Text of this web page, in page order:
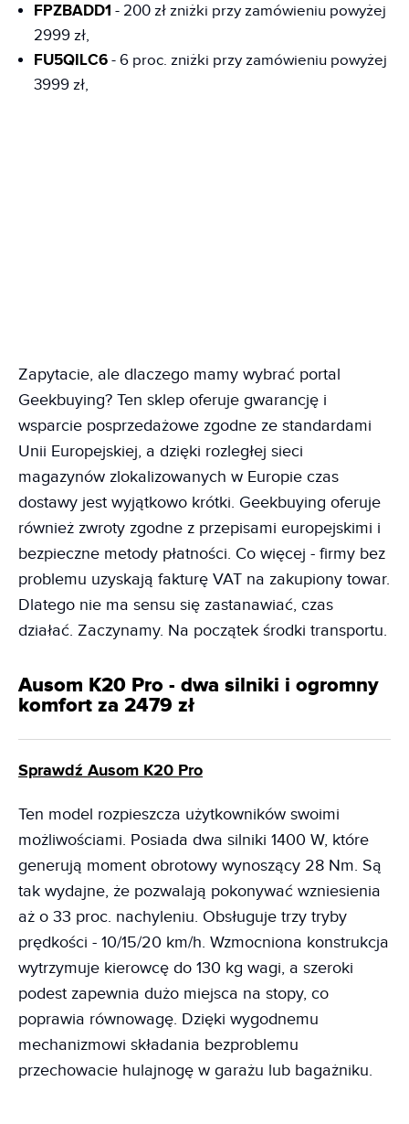
FPZBADD1 - 200 zł zniżki przy zamówieniu powyżej
2999 zł,
FU5QILC6 - 6 proc. zniżki przy zamówieniu powyżej
3999 zł,
Zapytacie, ale dlaczego mamy wybrać portal
Geekbuying? Ten sklep oferuje gwarancję i
wsparcie posprzedażowe zgodne ze standardami
Unii Europejskiej, a dzięki rozległej sieci
magazynów zlokalizowanych w Europie czas
dostawy jest wyjątkowo krótki. Geekbuying oferuje
również zwroty zgodne z przepisami europejskimi i
bezpieczne metody płatności. Co więcej - firmy bez
problemu uzyskają fakturę VAT na zakupiony towar.
Dlatego nie ma sensu się zastanawiać, czas
działać. Zaczynamy. Na początek środki transportu.
Ausom K20 Pro - dwa silniki i ogromny
komfort za 2479 zł
Sprawdź Ausom K20 Pro
Ten model rozpieszcza użytkowników swoimi
możliwościami. Posiada dwa silniki 1400 W, które
generują moment obrotowy wynoszący 28 Nm. Są
tak wydajne, że pozwalają pokonywać wzniesienia
aż o 33 proc. nachyleniu. Obsługuje trzy tryby
prędkości - 10/15/20 km/h. Wzmocniona konstrukcja
wytrzymuje kierowcę do 130 kg wagi, a szeroki
podest zapewnia dużo miejsca na stopy, co
poprawia równowagę. Dzięki wygodnemu
mechanizmowi składania bezproblemu
przechowacie hulajnogę w garażu lub bagażniku.